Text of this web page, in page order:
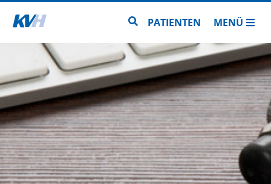
Zur Startseite Zur Seitensuche
PATIENTEN MENÜ